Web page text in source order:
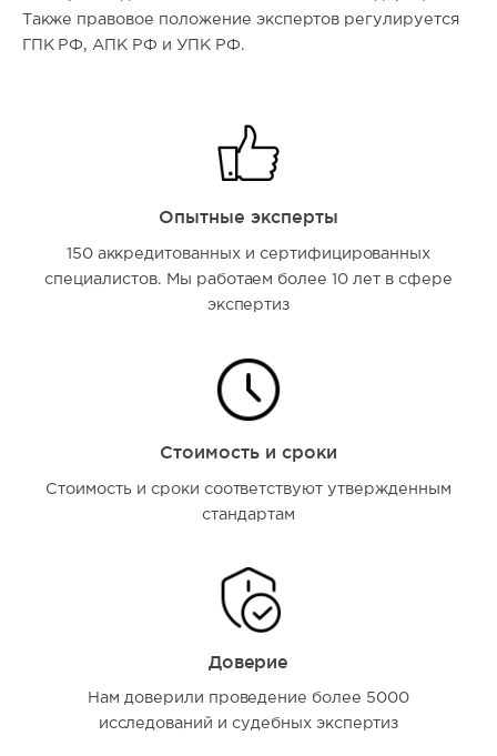
Также правовое положение экспертов регулируется
ГПК РФ, АПК РФ и УПК РФ.
Опытные эксперты
150 аккредитованных и сертифицированных
специалистов. Мы работаем более 10 лет в сфере
экспертиз
Стоимость и сроки
Стоимость и сроки соответствуют утвержденным
стандартам
Доверие
Нам доверили проведение более 5000
исследований и судебных экспертиз